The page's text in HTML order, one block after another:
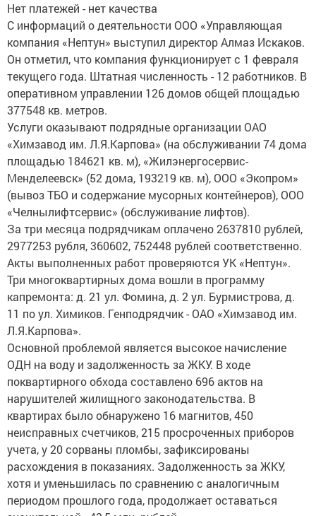
Нет платежей - нет качества
С информаций о деятельности ООО «Управляющая
компания «Нептун» выступил директор Алмаз Искаков.
Он отметил, что компания функционирует с 1 февраля
текущего года. Штатная численность - 12 работников. В
оперативном управлении 126 домов общей площадью
377548 кв. метров.
Услуги оказывают подрядные организации ОАО
«Химзавод им. Л.Я.Карпова» (на обслуживании 74 дома
площадью 184621 кв. м), «Жилэнергосервис-
Менделеевск» (52 дома, 193219 кв. м), ООО «Экопром»
(вывоз ТБО и содержание мусорных контейнеров), ООО
«Челнылифтсервис» (обслуживание лифтов).
За три месяца подрядчикам оплачено 2637810 рублей,
2977253 рубля, 360602, 752448 рублей соответственно.
Акты выполненных работ проверяются УК «Нептун».
Три многоквартирных дома вошли в программу
капремонта: д. 21 ул. Фомина, д. 2 ул. Бурмистрова, д.
11 по ул. Химиков. Генподрядчик - ОАО «Химзавод им.
Л.Я.Карпова».
Основной проблемой является высокое начисление
ОДН на воду и задолженность за ЖКУ. В ходе
поквартирного обхода составлено 696 актов на
нарушителей жилищного законодательства. В
квартирах было обнаружено 16 магнитов, 450
неисправных счетчиков, 215 просроченных приборов
учета, у 20 сорваны пломбы, зафиксированы
расхождения в показаниях. Задолженность за ЖКУ,
хотя и уменьшилась по сравнению с аналогичным
периодом прошлого года, продолжает оставаться